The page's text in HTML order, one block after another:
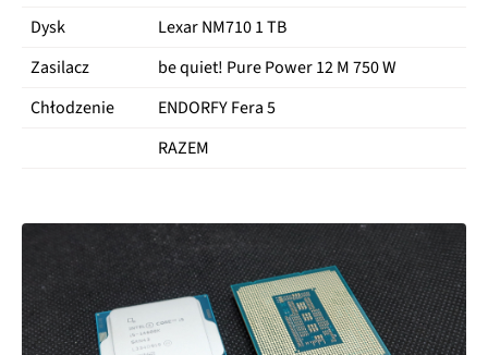
Dysk
Lexar NM710 1 TB
Zasilacz
be quiet! Pure Power 12 M 750 W
Chłodzenie
ENDORFY Fera 5
RAZEM